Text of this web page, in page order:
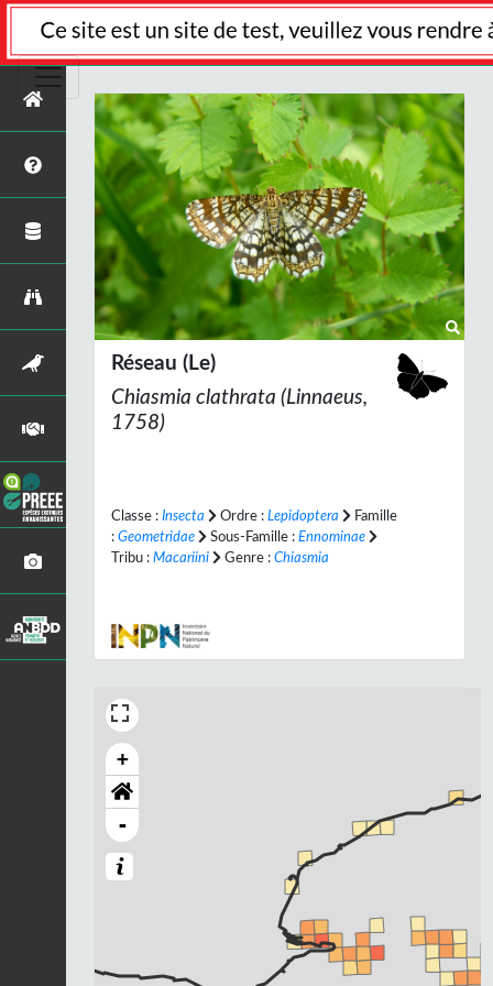
Réseau (Le)
Chiasmia clathrata (Linnaeus,
1758)
Classe : Insecta Ordre : Lepidoptera
Famille
: Geometridae Sous-Famille : Ennominae
Tribu : Macariini Genre : Chiasmia
+
-